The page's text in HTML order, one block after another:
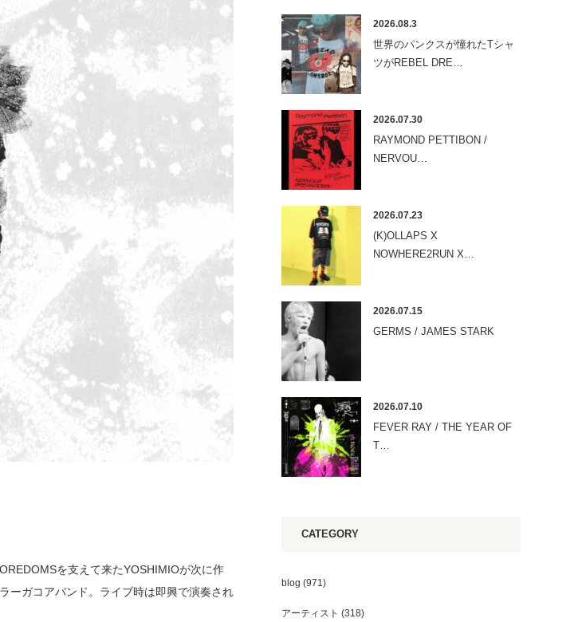
を支えて来たYOSHIMIOが次に作
ーガコアバンド。ライブ時は即興で演奏され
2026.08.3
世界のパンクスが憧れたTシャ
ツがREBEL DRE…
2026.07.30
RAYMOND PETTIBON /
NERVOU…
2026.07.23
(K)OLLAPS X
NOWHERE2RUN X…
2026.07.15
GERMS / JAMES STARK
2026.07.10
FEVER RAY / THE YEAR OF
T…
CATEGORY
blog (971)
アーティスト (318)